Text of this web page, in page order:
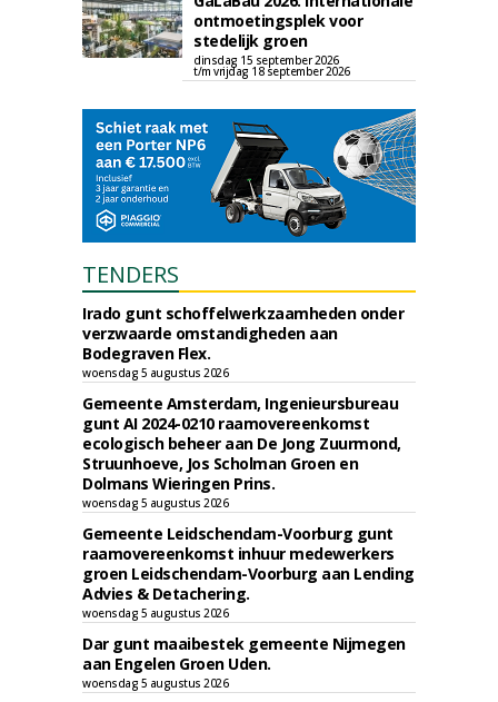
ontmoetingsplek voor
stedelijk groen
dinsdag 15 september 2026
t/m vrijdag 18 september 2026
TENDERS
Irado gunt schoffelwerkzaamheden onder
verzwaarde omstandigheden aan
Bodegraven Flex.
woensdag 5 augustus 2026
Gemeente Amsterdam, Ingenieursbureau
gunt AI 2024-0210 raamovereenkomst
ecologisch beheer aan De Jong Zuurmond,
Struunhoeve, Jos Scholman Groen en
Dolmans Wieringen Prins.
woensdag 5 augustus 2026
Gemeente Leidschendam-Voorburg gunt
raamovereenkomst inhuur medewerkers
groen Leidschendam-Voorburg aan Lending
Advies & Detachering.
woensdag 5 augustus 2026
Dar gunt maaibestek gemeente Nijmegen
aan Engelen Groen Uden.
woensdag 5 augustus 2026